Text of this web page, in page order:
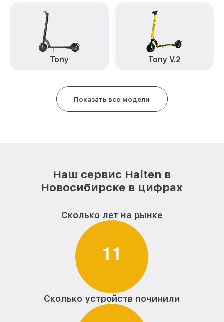
Tony Tony V.2
Показать все модели
Наш сервис Halten в
Новосибирске в цифрах
Сколько лет на рынке
11
Сколько устройств починили